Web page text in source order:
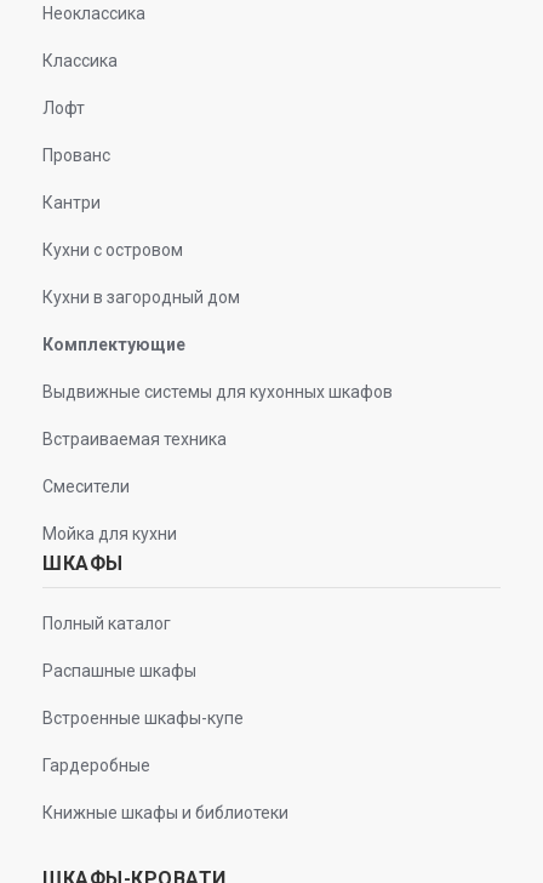
Неоклассика
Классика
Лофт
Прованс
Кантри
Кухни с островом
Кухни в загородный дом
Комплектующие
Выдвижные системы для кухонных шкафов
Встраиваемая техника
Смесители
Мойка для кухни
ШКАФЫ
Полный каталог
Распашные шкафы
Встроенные шкафы-купе
Гардеробные
Книжные шкафы и библиотеки